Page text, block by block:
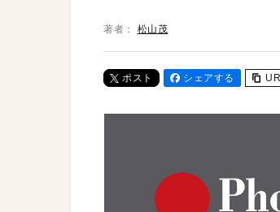
著者： 松山茂
ポスト シェアする